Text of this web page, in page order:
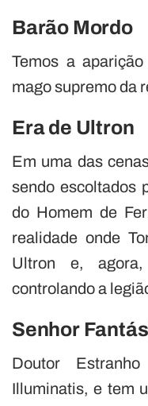
Barão Mordo
Temos a
mago supremo da
Era de Ultron
Em uma das
sendo escoltados
do Homem de
realidade onde
Ultron e,
controlando a
Senhor
Doutor
Illuminatis, e tem